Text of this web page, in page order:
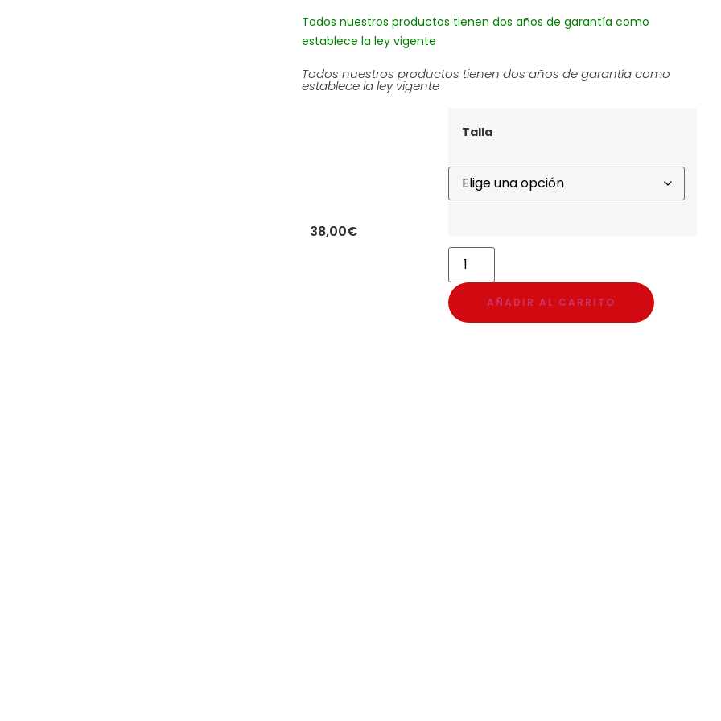
Todos nuestros productos tienen dos años de garantía como
establece la ley vigente
Todos nuestros productos tienen dos años de garantía como
establece la ley vigente
38,00€
Talla
AÑADIR AL CARRITO